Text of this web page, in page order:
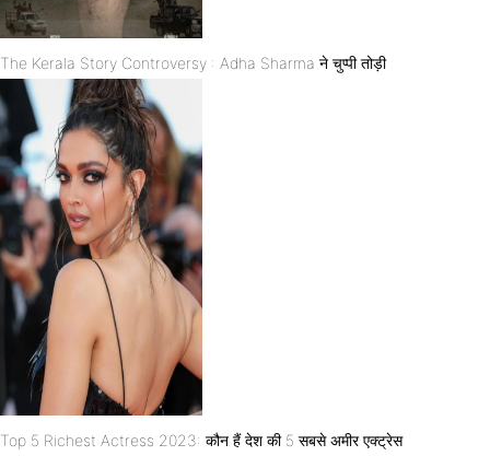
The Kerala Story Controversy : Adha Sharma ने चुप्पी तोड़ी
Top 5 Richest Actress 2023: कौन हैं देश की 5 सबसे अमीर एक्ट्रेस